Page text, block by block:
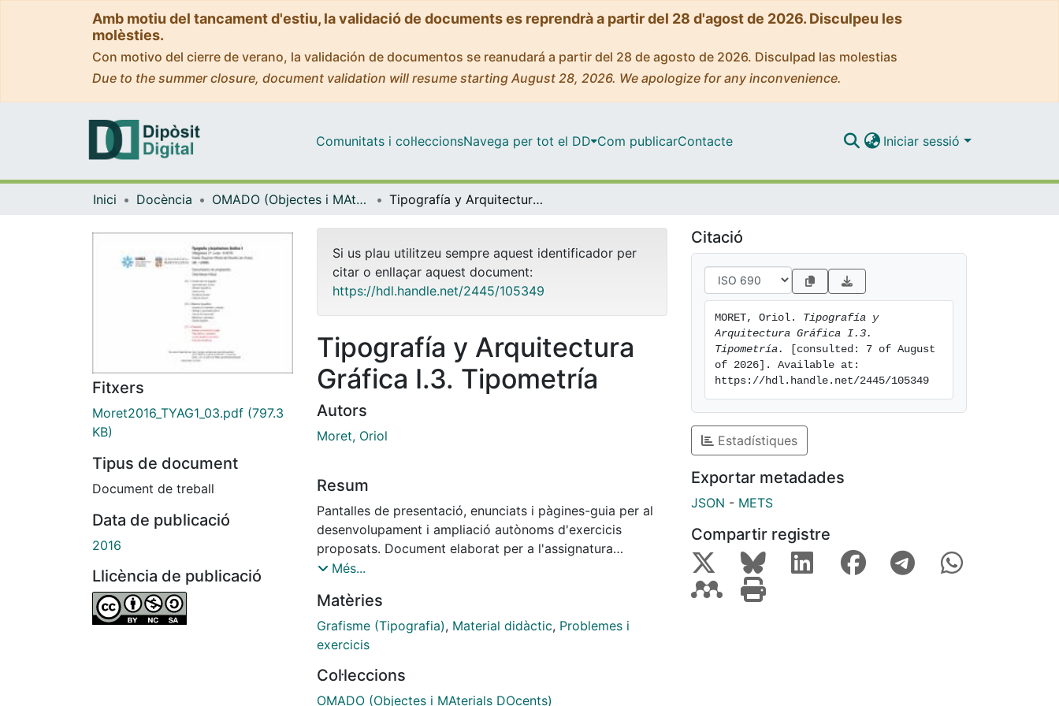
Amb motiu del tancament d'estiu, la validació de documents es reprendrà a partir del 28 d'agost de 2026. Disculpeu les
molèsties.
Con motivo del cierre de verano, la validación de documentos se reanudará a partir del 28 de agosto de 2026. Disculpad las molestias
Due to the summer closure, document validation will resume starting August 28, 2026. We apologize for any inconvenience.
Comunitats i col·leccionsNavega per tot el DD Com publicarContacte Iniciar sessió
Inici Docència OMADO (Objectes i MAterials DOcents) Tipografía y Arquitectura Gráfica I.3. Tipometría
Fitxers
Moret2016_TYAG1_03.pdf (797.3
KB)
Tipus de document
Document de treball
Data de publicació
2016
Llicència de publicació
Si us plau utilitzeu sempre aquest identificador per
citar o enllaçar aquest document:
https://hdl.handle.net/2445/105349
Tipografía y Arquitectura
Gráfica I.3. Tipometría
Autors
Moret, Oriol
Resum
Pantalles de presentació, enunciats i pàgines-guia per al
desenvolupament i ampliació autònoms d'exercicis
proposats. Document elaborat per a l'assignatura
Tipografía y Arquitectura Gráfica I (2n curs, Grau de
Més...
Matèries
Grafisme (Tipografia), Material didàctic, Problemes i
exercicis
Col·leccions
OMADO (Objectes i MAterials DOcents)
Citació
MORET, Oriol. Tipografía y
Arquitectura Gráfica I.3.
Tipometría.
[consulted: 7 of August
of 2026]. Available at:
https://hdl.handle.net/2445/105349
Estadístiques
Exportar metadades
JSON - METS
Compartir registre